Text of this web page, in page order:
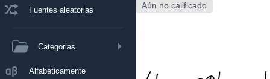
Fuentes aleatorias
Categorias
Alfabéticamente
Aún no calificado